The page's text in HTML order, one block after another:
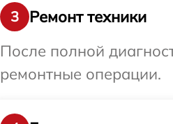
3
Ремонт техники
После полной
ремонтные операции.